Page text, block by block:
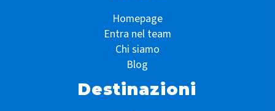
Homepage
Entra nel team
Chi siamo
Blog
Destinazioni